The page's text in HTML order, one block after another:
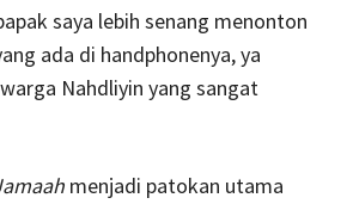
saya lebih senang menonton
ada di handphonenya, ya
Nahdliyin yang sangat
menjadi patokan utama